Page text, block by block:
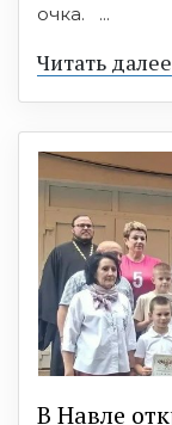
очка. ...
Читать далее
В Навле